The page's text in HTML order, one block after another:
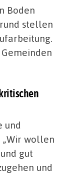
Boden
stellen
und
wollen
gut
und